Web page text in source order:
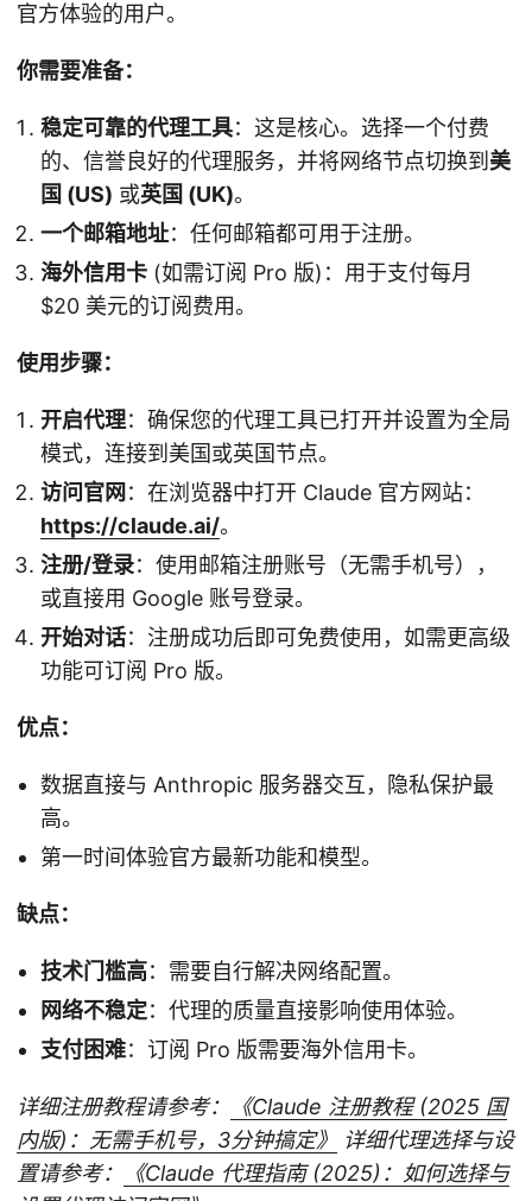
官方体验的用户。
你需要准备：
稳定可靠的代理工具：这是核心。选择一个付费
的、信誉良好的代理服务，并将网络节点切换到 美
国 (US) 或英国 (UK)。
一个邮箱地址：任何邮箱都可用于注册。
海外信用卡 (如需订阅 Pro 版)：用于支付每月
$20 美元的订阅费用。
使用步骤：
开启代理：确保您的代理工具已打开并设置为全局
模式，连接到美国或英国节点。
访问官网 ：在浏览器中打开 Claude 官方网站：
https://claude.ai/。
注册/登录：使用邮箱注册账号（无需手机号），
或直接用 Google 账号登录。
开始对话：注册成功后即可免费使用，如需更高级
功能可订阅 Pro 版。
优点：
数据直接与 Anthropic 服务器交互，隐私保护最
高。
第一时间体验官方最新功能和模型。
缺点：
技术门槛高：需要自行解决网络配置。
网络不稳定：代理的质量直接影响使用体验。
支付困难：订阅 Pro 版需要海外信用卡。
详细注册教程请参考：
《Claude 注册教程 (2025 国
内版)：无需手机号，3分钟搞定》
详细代理选择与设
置请参考：
《Claude 代理指南 (2025)：如何选择与